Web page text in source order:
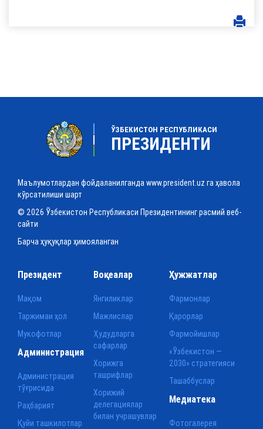
ЎЗБЕКИСТОН РЕСПУБЛИКАСИ
ПРЕЗИДЕНТИ
Маълумотлардан фойдаланилганда www.president.uz га ҳавола
кўрсатилиши шарт
© 2026 Ўзбекистон Республикаси Президентининг расмий веб-
сайти
Барча ҳуқуқлар ҳимояланган
Президент
Мақом
Таржимаи ҳол
Мукофотлар
Воқеалар
Янгиликлар
Мажлислар
Ҳудудларга
сафарлар
Хорижга
ташрифлар
Хорижий
делегациялар
билан учрашувлар
Ҳужжатлар
Фармонлар
Қарорлар
Фармойишлар
«Ўзбекистон —
2030» стратегияси
Ташаббуслар
Администрация
Администрация
тўғрисида
Раҳбарият
Қуйи ташкилотлар
Медиатека
Фотогалерея